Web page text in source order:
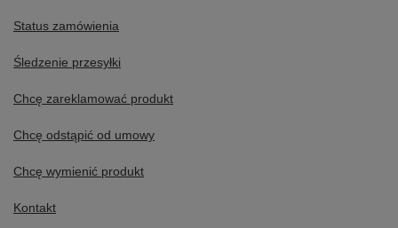
Status zamówienia
Śledzenie przesyłki
Chcę zareklamować produkt
Chcę odstąpić od umowy
Chcę wymienić produkt
Kontakt